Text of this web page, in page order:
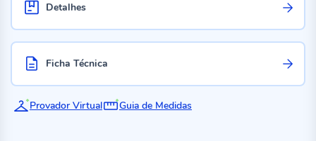
Detalhes
Ficha Técnica
Provador Virtual Guia de Medidas